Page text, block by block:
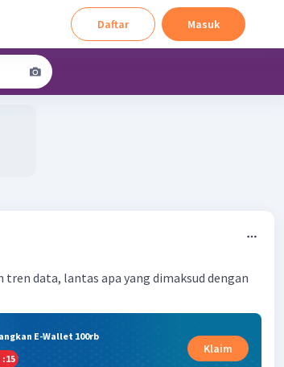
Daftar Masuk
data, lantas apa yang dimaksud dengan
E-Wallet 100rb
:14
Klaim